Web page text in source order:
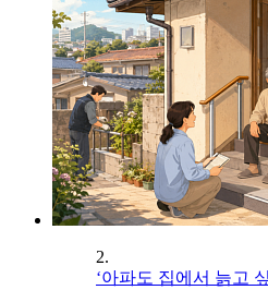
2.
‘아파도 집에서 늙고